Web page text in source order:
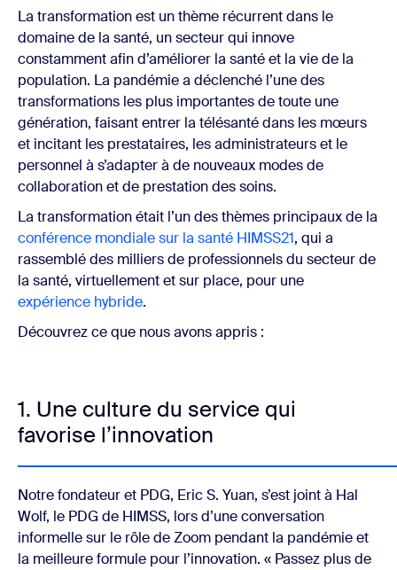
La transformation est un thème récurrent dans le
domaine de la santé, un secteur qui innove
constamment afin d’améliorer la santé et la vie de la
population. La pandémie a déclenché l’une des
transformations les plus importantes de toute une
génération, faisant entrer la télésanté dans les mœurs
et incitant les prestataires, les administrateurs et le
personnel à s’adapter à de nouveaux modes de
collaboration et de prestation des soins.
La transformation était l’un des thèmes principaux de la
conférence mondiale sur la santé HIMSS21, qui a
rassemblé des milliers de professionnels du secteur de
la santé, virtuellement et sur place, pour une
expérience hybride.
Découvrez ce que nous avons appris :
1. Une culture du service qui
favorise l’innovation
Notre fondateur et PDG, Eric S. Yuan, s’est joint à Hal
Wolf, le PDG de HIMSS, lors d’une conversation
informelle sur le rôle de Zoom pendant la pandémie et
la meilleure formule pour l’innovation. « Passez plus de